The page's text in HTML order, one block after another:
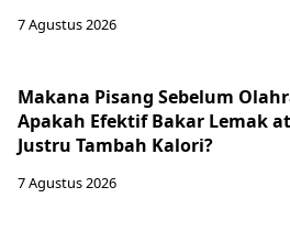
7 Agustus 2026
Makana Pisang Sebelum
Apakah Efektif Bakar Lemak
Justru Tambah Kalori?
7 Agustus 2026